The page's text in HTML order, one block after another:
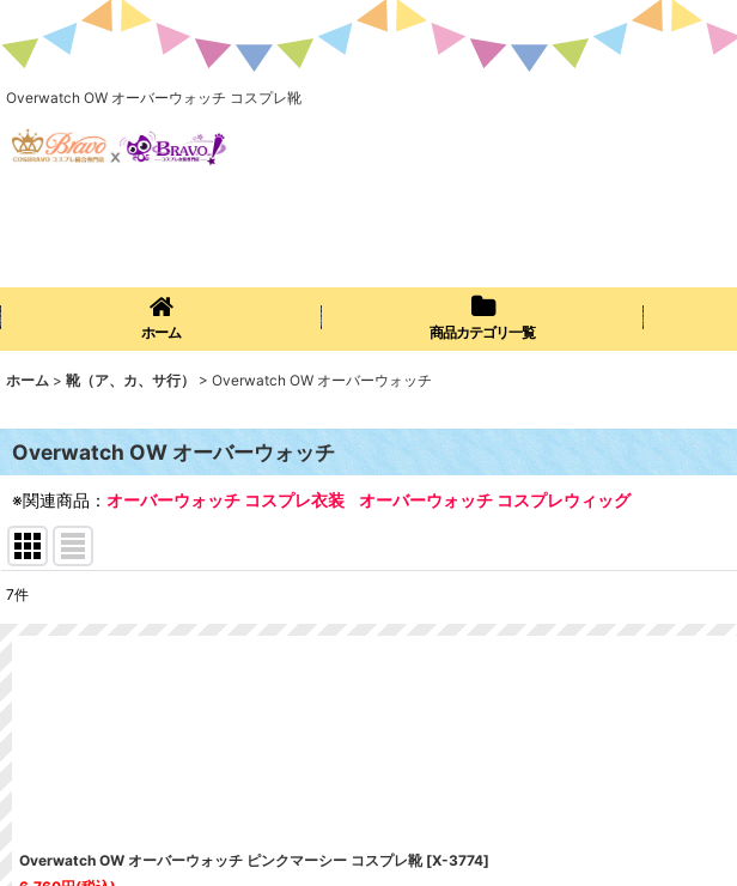
Overwatch OW オーバーウォッチ コスプレ靴
ホーム 商品カテゴリ一覧
ホーム > 靴（ア、カ、サ行） > Overwatch OW オーバーウォッチ
Overwatch OW オーバーウォッチ
※関連商品： オーバーウォッチ コスプレ衣装 オーバーウォッチ コスプレウィッグ
7件
Overwatch OW オーバーウォッチ ピンクマーシー コスプレ靴 [X-3774]